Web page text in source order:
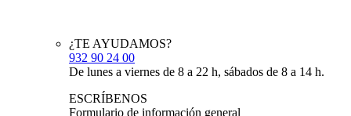
¿TE AYUDAMOS?
932 90 24 00
De lunes a viernes de 8 a 22 h, sábados de 8 a 14 h.
ESCRÍBENOS
Formulario de información general